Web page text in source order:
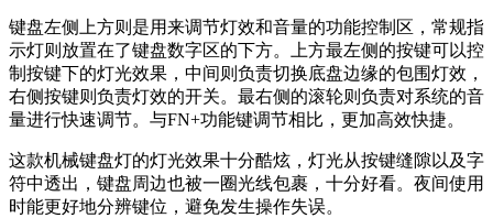
键盘左侧上方则是用来调节灯效和音量的功能控制区，常规指
示灯则放置在了键盘数字区的下方。上方最左侧的按键可以控
制按键下的灯光效果，中间则负责切换底盘边缘的包围灯效，
右侧按键则负责灯效的开关。最右侧的滚轮则负责对系统的音
量进行快速调节。与FN+功能键调节相比，更加高效快捷。
这款机械键盘灯的灯光效果十分酷炫，灯光从按键缝隙以及字
符中透出，键盘周边也被一圈光线包裹，十分好看。夜间使用
时能更好地分辨键位，避免发生操作失误。